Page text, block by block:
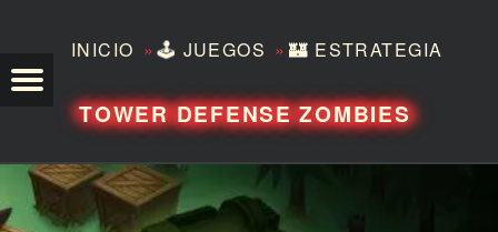
INICIO »🕹️ JUEGOS »🏰 ESTRATEGIA
TOWER DEFENSE ZOMBIES